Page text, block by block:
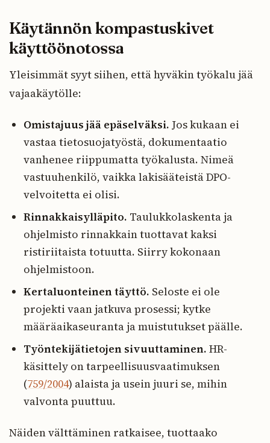
Käytännön kompastuskivet
käyttöönotossa
Yleisimmät syyt siihen, että hyväkin työkalu jää
vajaakäytölle:
Omistajuus jää epäselväksi. Jos kukaan ei
vastaa tietosuojatyöstä, dokumentaatio
vanhenee riippumatta työkalusta. Nimeä
vastuuhenkilö, vaikka lakisääteistä DPO-
velvoitetta ei olisi.
Rinnakkaisylläpito. Taulukkolaskenta ja
ohjelmisto rinnakkain tuottavat kaksi
ristiriitaista totuutta. Siirry kokonaan
ohjelmistoon.
Kertaluonteinen täyttö. Seloste ei ole
projekti vaan jatkuva prosessi; kytke
määräaikaseuranta ja muistutukset päälle.
Työntekijätietojen sivuuttaminen. HR-
käsittely on tarpeellisuusvaatimuksen
(759/2004) alaista ja usein juuri se, mihin
valvonta puuttuu.
Näiden välttäminen ratkaisee, tuottaako